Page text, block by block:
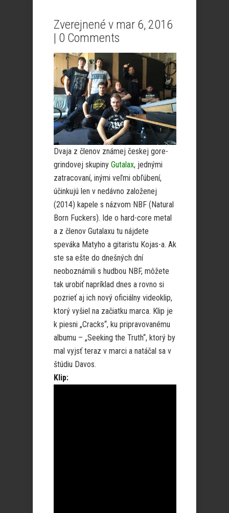
Zverejnené v mar 6, 2016
| 0 Comments
Dvaja z členov známej českej gore-
grindovej skupiny Gutalax, jednými
zatracovaní, inými veľmi obľúbení,
účinkujú len v nedávno založenej
(2014) kapele s názvom NBF (Natural
Born Fuckers). Ide o hard-core metal
a z členov Gutalaxu tu nájdete
speváka Matyho a gitaristu Kojas-a. Ak
ste sa ešte do dnešných dní
neoboznámili s hudbou NBF, môžete
tak urobiť napríklad dnes a rovno si
pozrieť aj ich nový oficiálny videoklip,
ktorý vyšiel na začiatku marca. Klip je
k piesni „Cracks“, ku pripravovanému
albumu – „Seeking the Truth“, ktorý by
mal vyjsť teraz v marci a natáčal sa v
štúdiu Davos.
Klip: